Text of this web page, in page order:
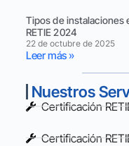
Tipos de instalaciones
RETIE 2024
22 de octubre de 2025
Leer más »
Nuestros
Certificación
Certificación